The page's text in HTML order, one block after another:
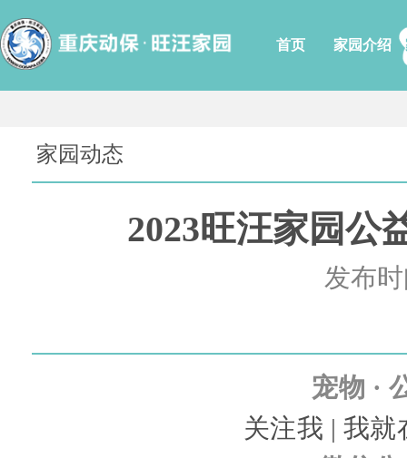
首页 家园介绍
家园动态
2023旺汪家园公
发布
宠物 ·
关注我 | 我